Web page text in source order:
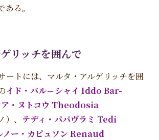
る。
リッチを囲んで
ートには、マルタ・アルゲリッチを囲
イド・バル＝シャイ Iddo Bar-
ア・ヌトコウ Theodosia
）、 テディ・パパヴラミ Tedi
ノー・カピュソン Renaud